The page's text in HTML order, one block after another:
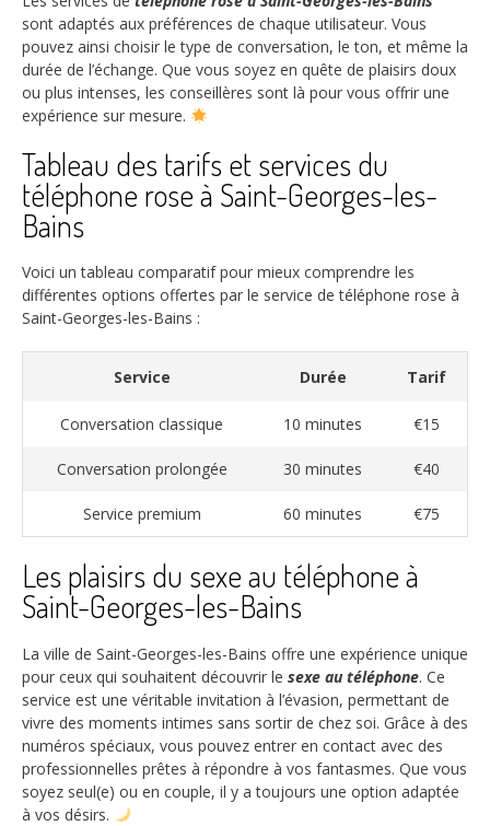
sont adaptés aux préférences de chaque utilisateur. Vous
pouvez ainsi choisir le type de conversation, le ton, et même la
durée de l’échange. Que vous soyez en quête de plaisirs doux
ou plus intenses, les conseillères sont là pour vous offrir une
expérience sur mesure.
Tableau des tarifs et services du
téléphone rose à Saint-Georges-les-
Bains
Voici un tableau comparatif pour mieux comprendre les
différentes options offertes par le service de téléphone rose à
Saint-Georges-les-Bains :
Service Durée Tarif
Conversation classique 10 minutes €15
Conversation prolongée 30 minutes €40
Service premium 60 minutes €75
Les plaisirs du sexe au téléphone à
Saint-Georges-les-Bains
La ville de Saint-Georges-les-Bains offre une expérience unique
pour ceux qui souhaitent découvrir le sexe au téléphone. Ce
service est une véritable invitation à l’évasion, permettant de
vivre des moments intimes sans sortir de chez soi. Grâce à des
numéros spéciaux, vous pouvez entrer en contact avec des
professionnelles prêtes à répondre à vos fantasmes. Que vous
soyez seul(e) ou en couple, il y a toujours une option adaptée
à vos désirs.